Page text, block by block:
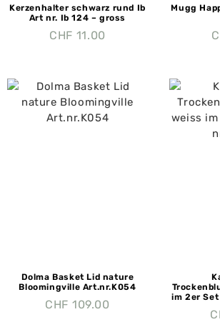
Kerzenhalter schwarz rund Ib
Art nr. Ib 124 – gross
CHF 11.00
Mugg
Dolma Basket Lid nature
Bloomingville Art.nr.K054
CHF 109.00
im 2er